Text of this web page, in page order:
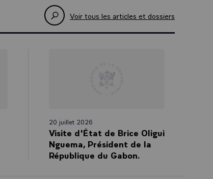
Voir tous les articles et dossiers
20 juillet 2026
Visite d'État de Brice Oligui
Nguema, Président de la
République du Gabon.